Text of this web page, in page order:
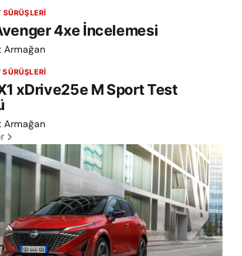
SÜRÜŞLERİ
4xe İncelemesi
Armağan
SÜRÜŞLERİ
xDrive25e M Sport Test
Armağan